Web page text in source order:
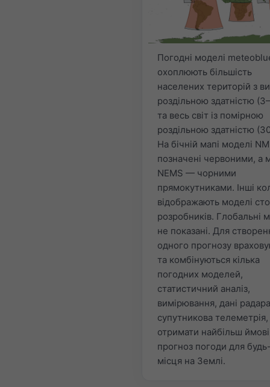
Погодні моделі
охоплюють більшість
населених територій з
роздільною здатністю
та весь світ із помірною
роздільною здатністю
На бічній мапі моделі
позначені червоними, а
NEMS — чорними
прямокутниками. Інші
відображають моделі
розробників. Глобальні
не показані. Для
одного прогнозу
та комбінуються кілька
погодних моделей,
статистичний аналіз,
вимірювання, дані
супутникова
отримати найбільш
прогноз погоди для
місця на Землі.